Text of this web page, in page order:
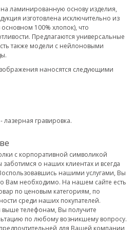
ламинированную основу изделия,
изготовлена исключительно из
100% хлопок), что
Предлагаются универсальные
также модели с нейлоновыми
наносятся следующими
лазерная гравировка.
с корпоративной символикой
о наших клиентах и всегда
нашими услугами, Вы
Вам необходимо. На нашем сайте есть
по ценовым категориям, по
среди наших покупателей.
телефонам, Вы получите
по любому возникшему вопросу.
для Вашей компании